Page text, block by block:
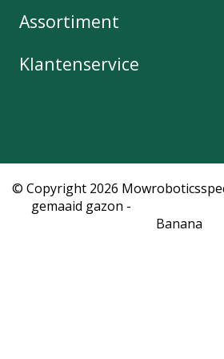
Assortiment
Klantenservice
© Copyright 2026
gemaaid gazon -
Banana